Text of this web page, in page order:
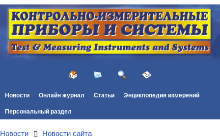
Новости Онлайн журнал Статьи Энциклопедия измерений
Персональный раздел
Новости
Новости сайта